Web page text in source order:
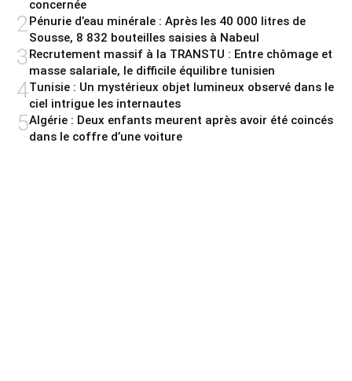
concernée
2 Pénurie d’eau minérale : Après les 40 000 litres de
Sousse, 8 832 bouteilles saisies à Nabeul
3Recrutement massif à la TRANSTU : Entre chômage et
masse salariale, le difficile équilibre tunisien
4Tunisie : Un mystérieux objet lumineux observé dans le
ciel intrigue les internautes
5Algérie : Deux enfants meurent après avoir été coincés
dans le coffre d’une voiture